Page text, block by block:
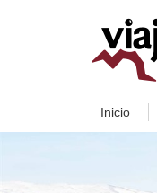
Inicio